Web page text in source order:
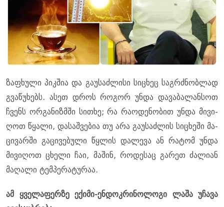
ზა­ფხუ­ლი პიკ­შია და გა­უ­საძ­ლი­სი სი­ცხეც საგ­რძნობ­ლად
გვა­წუ­ხებს. ასეთ დროს რო­გორ უნდა და­ვა­ბა­ლან­სოთ
ჩვენს ორ­გა­ნიზ­მში სი­თხე; რა რა­ო­დე­ნო­ბით უნდა მი­ვი­
ღოთ წყა­ლი, და­საშ­ვე­ბია თუ არა გა­უ­საძ­ლის სი­ცხე­ში მა­
ცი­ვარ­ში გა­ცი­ვე­ბუ­ლი წყლის და­ლე­ვა ან რა­ტომ უნდა
მი­ვი­ღოთ ცხე­ლი ჩაი, მა­შინ, რო­დე­საც გა­რეთ ძა­ლი­ან
მა­ღა­ლი ტემ­პე­რა­ტუ­რაა.
ამ ყვე­ლა­ფერ­ზე ექი­მი-ენ­დოკ­რი­ნო­ლო­გი ლაშა უჩა­ვა